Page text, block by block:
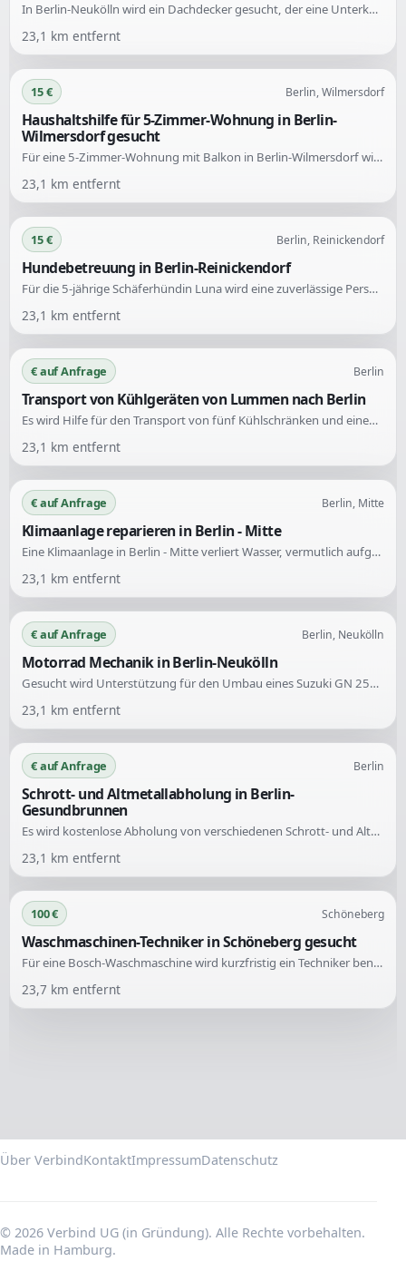
In Berlin-Neukölln wird ein Dachdecker gesucht, der eine Unterkonstruktion für eine Garage erstellen und diese mit Sandwichpanelen decken kann. Die Fläche beträgt ca. 36 qm.
23,1 km entfernt
15 € Berlin, Wilmersdorf
Haushaltshilfe für 5-Zimmer-Wohnung in Berlin-
Wilmersdorf gesucht
Für eine 5-Zimmer-Wohnung mit Balkon in Berlin-Wilmersdorf wird eine zuverlässige und zügig arbeitende Haushaltshilfe gesucht. Der Einsatz erfolgt zweimal im Monat mit jeweils etwa 10 Stunden Arbeitszeit.
23,1 km entfernt
15 € Berlin, Reinickendorf
Hundebetreuung in Berlin-Reinickendorf
Für die 5-jährige Schäferhündin Luna wird eine zuverlässige Person gesucht, die regelmäßig mit ihr spazieren geht oder sie anderweitig auslastet. Der Einsatz kann täglich oder mehrmals pro Woche erfolgen, bevorzugt im Auslaufgebiet Frohnau oder Stolper Feld.
23,1 km entfernt
€ auf Anfrage Berlin
Transport von Kühlgeräten von Lummen nach Berlin
Es wird Hilfe für den Transport von fünf Kühlschränken und einem Miniofen benötigt. Die Geräte müssen am 11.08.26 von einem Standort in Lummen, Belgien abgeholt und innerhalb von zwei Monaten nach Berlin geliefert werden.
23,1 km entfernt
€ auf Anfrage Berlin, Mitte
Klimaanlage reparieren in Berlin - Mitte
Eine Klimaanlage in Berlin - Mitte verliert Wasser, vermutlich aufgrund eines Problems mit dem Ablaufschlauch. Gesucht wird jemand, der die Ursache prüft und den Schaden fachgerecht behebt.
23,1 km entfernt
€ auf Anfrage Berlin, Neukölln
Motorrad Mechanik in Berlin-Neukölln
Gesucht wird Unterstützung für den Umbau eines Suzuki GN 250 Motorrads. Es sollen der Unterbau der Bank und der Tank angehoben werden. Ein Foto des aktuellen und gewünschten Zustands wurde bereitgestellt.
23,1 km entfernt
€ auf Anfrage Berlin
Schrott- und Altmetallabholung in Berlin-
Gesundbrunnen
Es wird kostenlose Abholung von verschiedenen Schrott- und Altmetallarten in Berlin und Umgebung angeboten. Die Abholung erfolgt zuverlässig und sauber, rund um die Uhr, 7 Tage die Woche.
23,1 km entfernt
100 € Schöneberg
Waschmaschinen-Techniker in Schöneberg gesucht
Für eine Bosch-Waschmaschine wird kurzfristig ein Techniker benötigt, um Fehler E35-10 und E36-10 zu beheben. Die Maschine hat bereits einige Schritte durchlaufen, wie die Reinigung des Flusensiebs und das Ablassen des Restwassers. Die Reparatur soll heute zwischen 14-16 Uhr in Schöneberg stattfinden.
23,7 km entfernt
Über VerbindKontaktImpressumDatenschutz
© 2026 Verbind UG (in Gründung). Alle Rechte vorbehalten.
Made in Hamburg.